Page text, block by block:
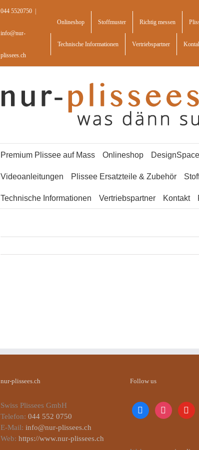
044 5520750
info@nur-
plissees.ch
Onlineshop Stoffmuster Richtig messen
Technische Informationen Vertriebspartner
Premium Plissee auf Mass Onlineshop DesignSpace
Videoanleitungen Plissee Ersatzteile & Zubehör
Technische Informationen Vertriebspartner Kontakt
nur-plissees.ch
Swiss Plissees GmbH
Telefon: 044 552 0750
E-Mail: info@nur-plissees.ch
Web: https://www.nur-plissees.ch
Follow us
facebookinstagramyoutube